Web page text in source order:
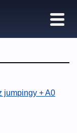
jumpingy + A0